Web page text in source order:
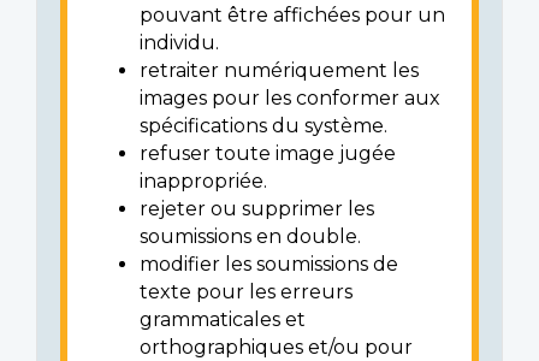
pouvant être affichées pour un
individu.
retraiter numériquement les
images pour les conformer aux
spécifications du système.
refuser toute image jugée
inappropriée.
rejeter ou supprimer les
soumissions en double.
modifier les soumissions de
texte pour les erreurs
grammaticales et
orthographiques et/ou pour